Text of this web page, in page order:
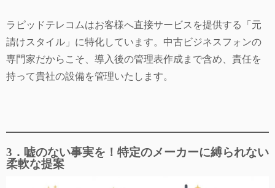
ラピッドテレコムはお客様へ直接サービスを提供する「元
請けスタイル」に特化しています。中古ビジネスフォンの
専門家だからこそ、導入後の管理表作成まで含め、責任を
持って貴社の設備を管理いたします。
3．嘘のない事実を！特定のメーカーに縛られない
柔軟な提案